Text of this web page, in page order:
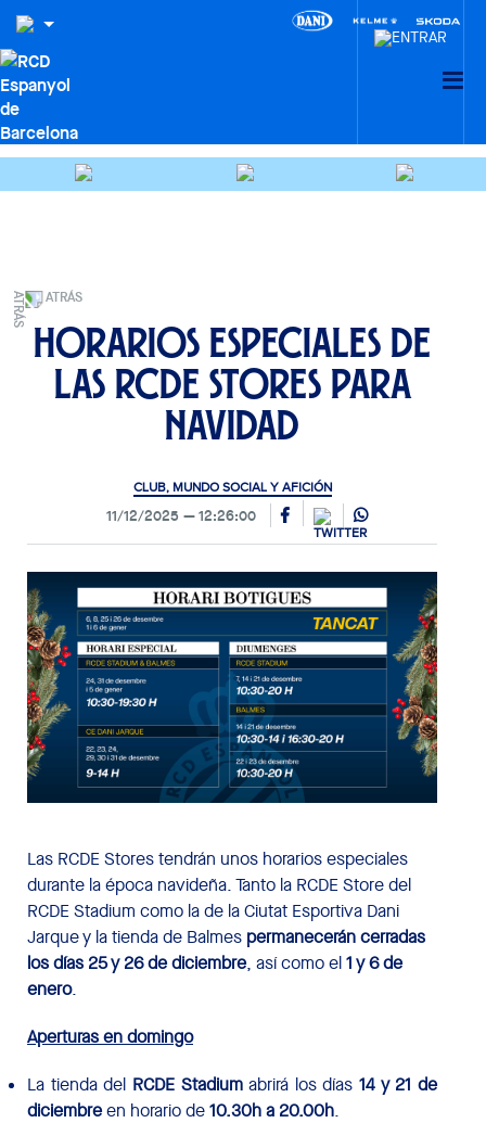
ATRÁS
Horarios especiales de
las RCDE Stores para
Navidad
CLUB, MUNDO SOCIAL Y AFICIÓN
11/12/2025 12:26:00
Las RCDE Stores tendrán unos horarios especiales
durante la época navideña. Tanto la RCDE Store del
RCDE Stadium como la de la Ciutat Esportiva Dani
Jarque y la tienda de Balmes permanecerán cerradas
los días 25 y 26 de diciembre, así como el1 y 6 de
enero.
Aperturas en domingo
La tienda del RCDE Stadiumabrirá los días14 y 21 de
diciembreen horario de10.30h a 20.00h.